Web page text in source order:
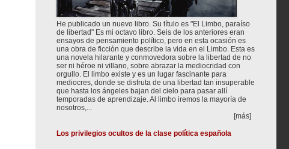
He publicado un nuevo libro. Su título es "El Limbo, paraíso
de libertad" Es mi octavo libro. Seis de los anteriores eran
ensayos de pensamiento político, pero en esta ocasión es
una obra de ficción que describe la vida en el Limbo. Esta es
una novela hilarante y conmovedora sobre la libertad de no
ser ni héroe ni villano, sobre abrazar la mediocridad con
orgullo. El limbo existe y es un lugar fascinante para
mediocres, donde se disfruta de una libertad tan insuperable
que hasta los ángeles bajan del cielo para pasar allí
temporadas de aprendizaje. Al limbo iremos la mayoría de
nosotros,...
[más]
Los privilegios ocultos de la clase política española